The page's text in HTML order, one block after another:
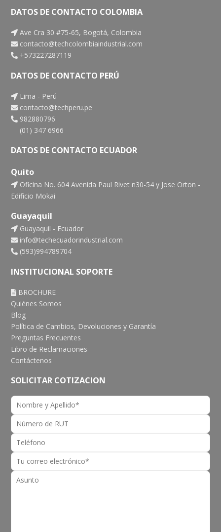
DATOS DE CONTACTO COLOMBIA
Ave Cra 30 #75-65, Bogotá, Colombia
contacto@techcolombiaindustrial.com
+573227287119
DATOS DE CONTACTO PERÚ
Lima - Perú
contacto@techperu.pe
982880796
(01) 347 6966
DATOS DE CONTACTO ECUADOR
Quito
Oficina No. 604 Avenida Paul Rivet n30-54 y Jose Orton -
Edificio Mokai
Guayaquil
Guayaquil - Ecuador
info@techecuadorindustrial.com
(593)994789704
INSTITUCIONAL SOPORTE
BROCHURE
Quiénes Somos
Blog
Política de Cambios, Devoluciones y Garantía
Preguntas Frecuentes
Libro de Reclamaciones
Contáctenos
SOLICITAR COTIZACION